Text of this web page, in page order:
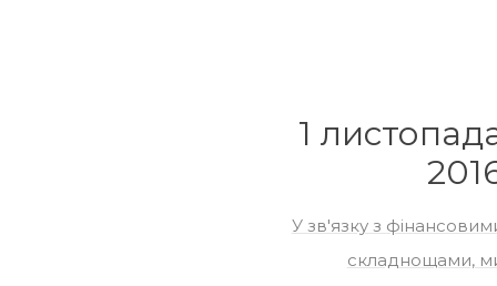
1
У зв'язку з
складнощами,